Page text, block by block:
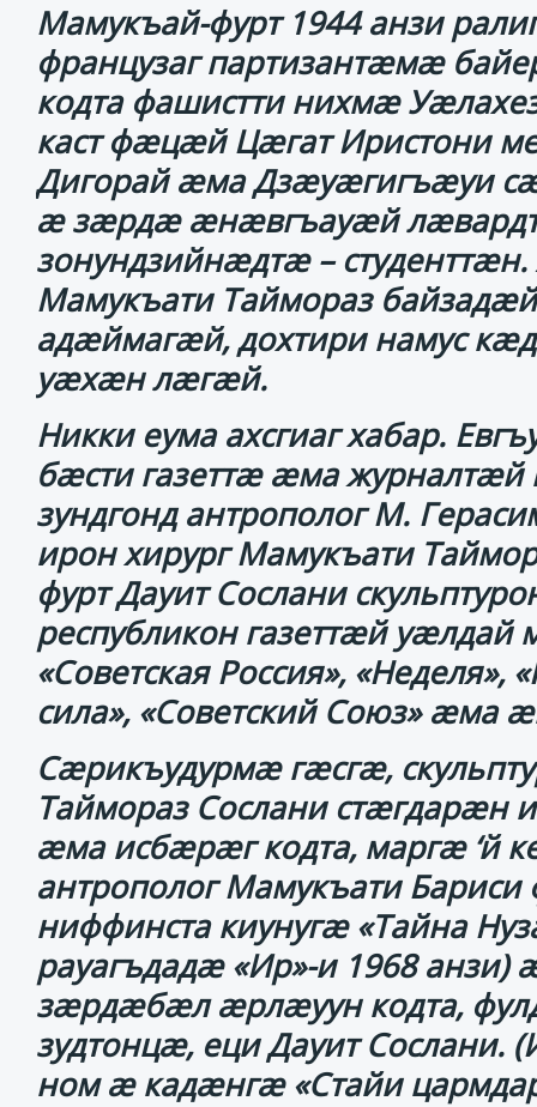
Мамукъай-фурт 1944 анзи
французаг партизантӕмӕ
кодта фашистти нихмӕ
каст фӕцӕй Цӕгат Иристони
Дигорай ӕма Дзӕуӕгигъӕуи
ӕ зӕрдӕ ӕнӕвгъауӕй
зонундзийнӕдтӕ –
Мамукъати Таймораз
адӕймагӕй, дохтири намус
уӕхӕн лӕгӕй.
Никки еума ахсгиаг хабар.
бӕсти газеттӕ ӕма
зундгонд антрополог М.
ирон хирург Мамукъати
фурт Дауит Сослани
республикон газеттӕй уӕлдай
«Советская Россия», «Неделя»,
сила», «Советский Союз» ӕма
Сӕрикъудурмӕ гӕсгӕ,
Таймораз Сослани стӕгдарӕн
ӕма исбӕрӕг кодта, маргӕ ‘й
антрополог Мамукъати Бариси
ниффинста киунугӕ «Тайна
рауагъдадӕ «Ир»-и 1968
зӕрдӕбӕл ӕрлӕуун кодта,
зудтонцӕ, еци Дауит
ном ӕ кадӕнгӕ «Стайи